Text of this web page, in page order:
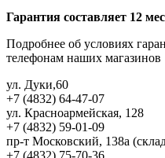
Гарантия составляет 12
Подробнее об условиях
телефонам наших магазинов
ул. Дуки,60
+7 (4832) 64-47-07
ул. Красноармейская, 128
+7 (4832) 59-01-09
пр-т Московский, 138а